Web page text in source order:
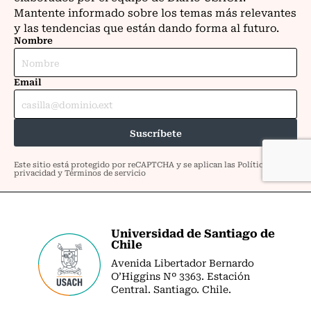
Universidad de Santiago de
Chile
Avenida Libertador Bernardo
O’Higgins Nº 3363. Estación
Central. Santiago. Chile.